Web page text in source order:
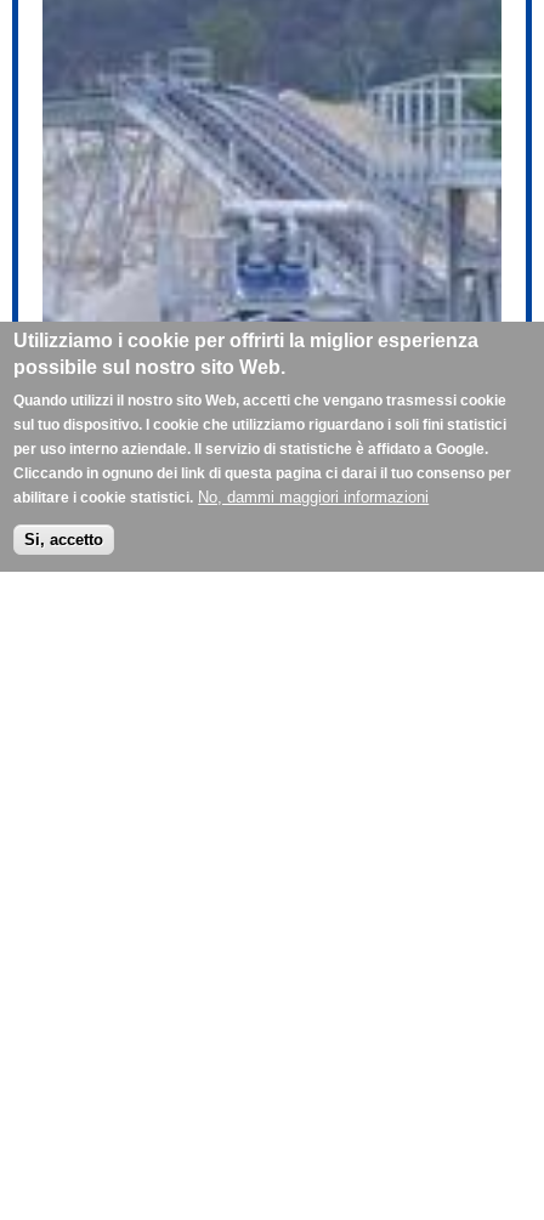
Utilizziamo i cookie per offrirti la miglior esperienza
possibile sul nostro sito Web.
Quando utilizzi il nostro sito Web, accetti che vengano trasmessi cookie
sul tuo dispositivo. I cookie che utilizziamo riguardano i soli fini statistici
per uso interno aziendale. Il servizio di statistiche è affidato a Google.
Cliccando in ognuno dei link di questa pagina ci darai il tuo consenso per
abilitare i cookie statistici. No, dammi maggiori informazioni
Si, accetto